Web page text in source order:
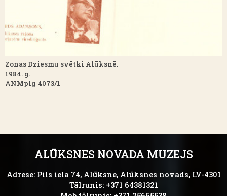
Zonas Dziesmu svētki Alūksnē.
1984. g.
ANMplg 4073/1
ALŪKSNES NOVADA MUZEJS
Adrese: Pils iela 74, Alūksne, Alūksnes novads, LV-4301
Tālrunis: +371 64381321